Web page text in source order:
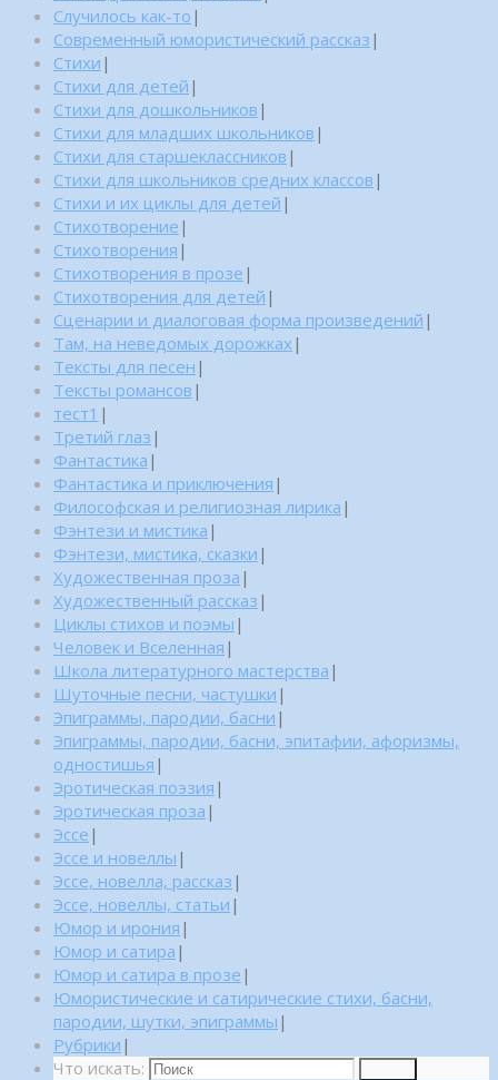
Случилось как-то |
Современный юмористический рассказ |
Стихи |
Стихи для детей |
Стихи для дошкольников |
Стихи для младших школьников |
Стихи для старшеклассников |
Стихи для школьников средних классов |
Стихи и их циклы для детей |
Стихотворение |
Стихотворения |
Стихотворения в прозе |
Стихотворения для детей |
Сценарии и диалоговая форма произведений |
Там, на неведомых дорожках |
Тексты для песен |
Тексты романсов |
тест1 |
Третий глаз |
Фантастика |
Фантастика и приключения |
Философская и религиозная лирика |
Фэнтези и мистика |
Фэнтези, мистика, сказки |
Художественная проза |
Художественный рассказ |
Циклы стихов и поэмы |
Человек и Вселенная |
Школа литературного мастерства |
Шуточные песни, частушки |
Эпиграммы, пародии, басни |
Эпиграммы, пародии, басни, эпитафии, афоризмы,
одностишья |
Эротическая поэзия |
Эротическая проза |
Эссе |
Эссе и новеллы |
Эссе, новелла, рассказ |
Эссе, новеллы, статьи |
Юмор и ирония |
Юмор и сатира |
Юмор и сатира в прозе |
Юмористические и сатирические стихи, басни,
пародии, шутки, эпиграммы |
Рубрики |
Что искать: